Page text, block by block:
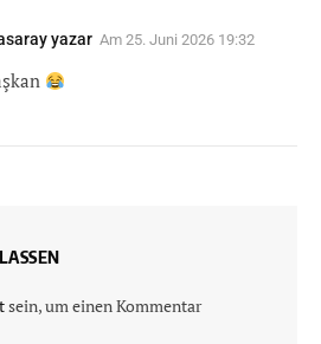
yazar Am 25. Juni 2026 19:32
sein, um einen Kommentar